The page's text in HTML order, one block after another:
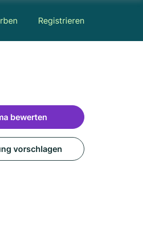
Registrieren
bewerten
vorschlagen